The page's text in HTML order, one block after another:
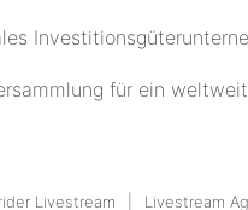
für ein
Livestream Livestream